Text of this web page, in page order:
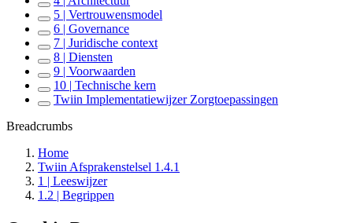
5 | Vertrouwensmodel
6 | Governance
7 | Juridische context
8 | Diensten
9 | Voorwaarden
10 | Technische kern
Twiin Implementatiewijzer Zorgtoepassingen
Breadcrumbs
Home
Twiin Afsprakenstelsel 1.4.1
1 | Leeswijzer
1.2 | Begrippen